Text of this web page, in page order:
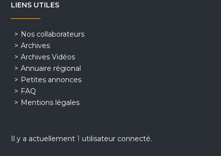
LIENS UTILES
Nos collaborateurs
Archives
Archives Vidéos
Annuaire régional
Petites annonces
FAQ
Mentions légales
Il y a actuellement1 utilisateur connecté.